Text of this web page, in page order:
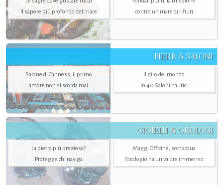
il sapore più profondo del mare
contro un mare di rifiuti
FIERE & SALONI
Salone di Canness, il primo
amore non si scorda mai
Il giro del mondo
in 40 Saloni nautici
GIOIELLI & OROLOGI
La pietra più preziosa?
Protegge chi naviga
Maggi Officine, sott’acqua
l'orologio ha un valore immenso